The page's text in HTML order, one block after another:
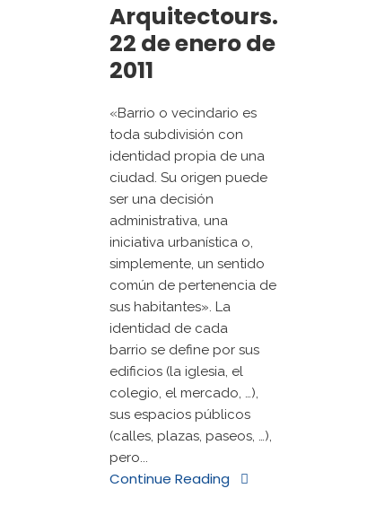
Arquitectours.
22 de enero de
2011
«Barrio o vecindario es
toda subdivisión con
identidad propia de una
ciudad. Su origen puede
ser una decisión
administrativa, una
iniciativa urbanística o,
simplemente, un sentido
común de pertenencia de
sus habitantes». La
identidad de cada
barrio se define por sus
edificios (la iglesia, el
colegio, el mercado, …),
sus espacios públicos
(calles, plazas, paseos, …),
pero...
Continue Reading